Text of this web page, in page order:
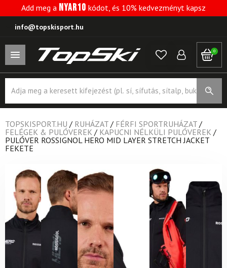
Add meg a NYAR10 kódot, és 10% kedvezményt kapsz
info@topskisport.hu
0
search
TOPSKISPORT.HU / RUHÁZAT / FÉRFI SPORTRUHÁZAT /
FELÉGEK & PULÓVEREK / KAPUCNI NÉLKÜLI PULÓVEREK /
PULÓVER ROSSIGNOL HERO MID LAYER STRETCH JACKET
FEKETE